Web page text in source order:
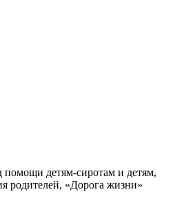
помощи детям-сиротам и детям,
родителей, «Дорога жизни»